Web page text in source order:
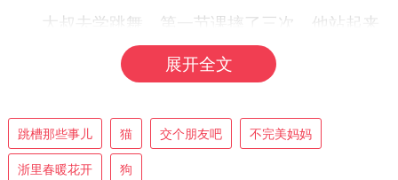
大叔去学跳舞，第一节课摔了三次，他站起来
拍拍手说我这是在做地板按摩，顺便练习重力。全
班笑成一锅汤，笑得滚来滚去。那笑容带着自嘲与
点赞。
小夫妻分工做家务，丈夫负责高难度任务拿垃
展开全文
跳槽那些事儿 猫 交个朋友吧 不完美妈妈
浙里春暖花开 狗